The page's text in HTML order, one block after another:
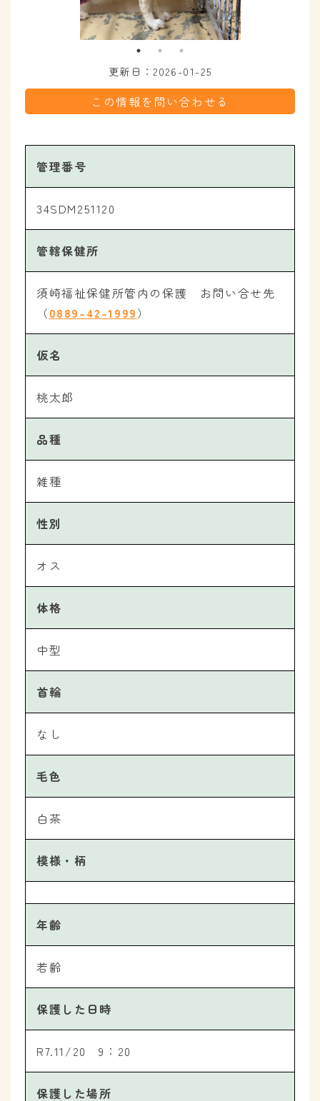
更新日：2026-01-25
この情報を問い合わせる
管理番号
34SDM251120
管轄保健所
須崎福祉保健所管内の保護 お問い合せ先
（0889-42-1999）
仮名
桃太郎
品種
雑種
性別
オス
体格
中型
首輪
なし
毛色
白茶
模様・柄
年齢
若齢
保護した日時
R7.11/20 9：20
保護した場所